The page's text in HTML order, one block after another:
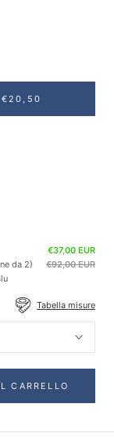
€20,50
da 2)
€37,00 EUR
€92,00 EUR
Tabella misure
CARRELLO